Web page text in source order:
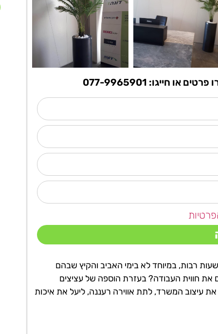
חייגו: 077-9965901
רבות, במיוחד לא בימי האביב והקיץ שבהם
חווית העבודה? בעזרת הוספה של עציצים
עיצוב המשרד, לתת אווירה רעננה, ליעל את איכות